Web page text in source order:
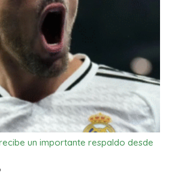
un importante respaldo desde